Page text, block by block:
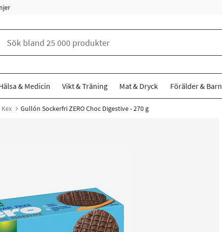
& Medicin Vikt & Träning Mat & Dryck Förälder & Barn
Kex Gullón Sockerfri ZERO Choc Digestive - 270 g